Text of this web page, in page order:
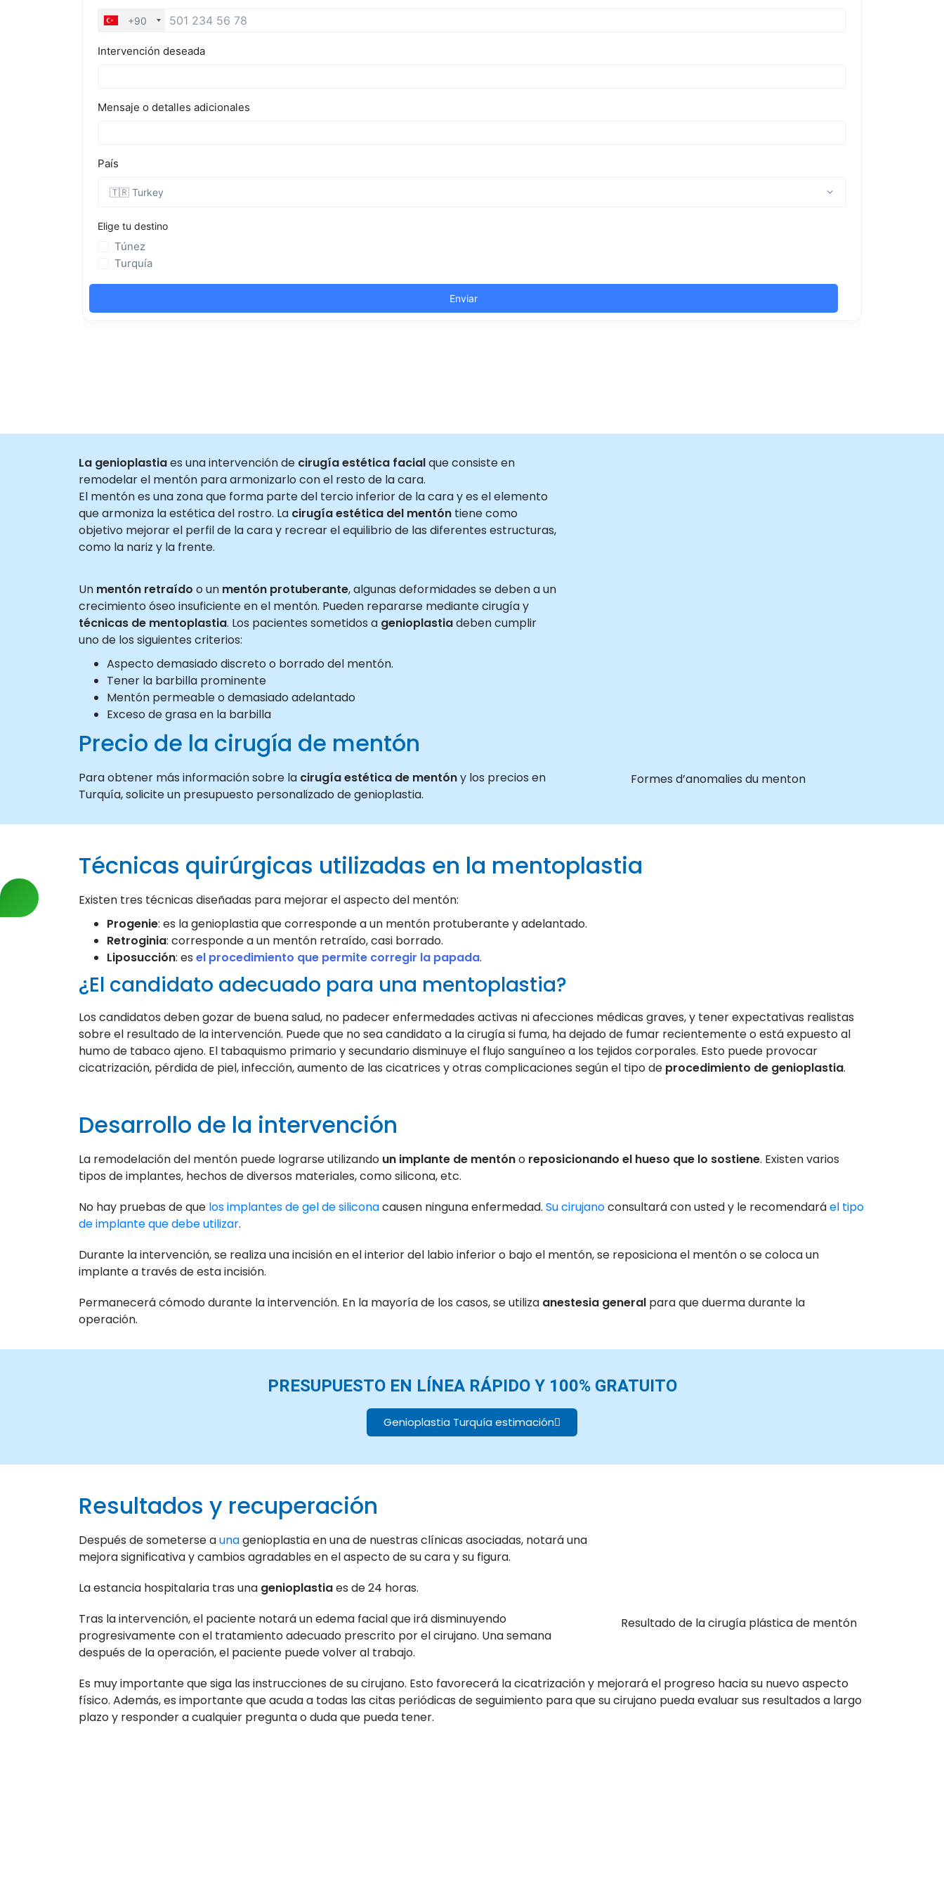
La genioplastiaes una intervención de cirugía estética facialque consiste en
remodelar el mentón para armonizarlo con el resto de la cara.
El mentón es una zona que forma parte del tercio inferior de la cara y es el elemento
que armoniza la estética del rostro. La cirugía estética del mentón tiene como
objetivo mejorar el perfil de la cara y recrear el equilibrio de las diferentes estructuras,
como la nariz y la frente.
Un mentón retraído o un mentón protuberante, algunas deformidades se deben a un
crecimiento óseo insuficiente en el mentón. Pueden repararse mediante cirugía y
técnicas de mentoplastia. Los pacientes sometidos a genioplastiadeben cumplir
uno de los siguientes criterios:
Aspecto demasiado discreto o borrado del mentón.
Tener la barbilla prominente
Mentón permeable o demasiado adelantado
Exceso de grasa en la barbilla
Precio de la cirugía de mentón
Para obtener más información sobre la cirugía estética de mentóny los precios en
Turquía, solicite un presupuesto personalizado de genioplastia.
Formes d’anomalies du menton
Técnicas quirúrgicas utilizadas en la mentoplastia
Existen tres técnicas diseñadas para mejorar el aspecto del mentón:
Progenie: es la genioplastia que corresponde a un mentón protuberante y adelantado.
Retroginia: corresponde a un mentón retraído, casi borrado.
Liposucción: es el procedimiento que permite corregir la papada.
¿El candidato adecuado para una mentoplastia?
Los candidatos deben gozar de buena salud, no padecer enfermedades activas ni afecciones médicas graves, y tener expectativas realistas
sobre el resultado de la intervención. Puede que no sea candidato a la cirugía si fuma, ha dejado de fumar recientemente o está expuesto al
humo de tabaco ajeno. El tabaquismo primario y secundario disminuye el flujo sanguíneo a los tejidos corporales. Esto puede provocar
cicatrización, pérdida de piel, infección, aumento de las cicatrices y otras complicaciones según el tipo de procedimiento de genioplastia.
Desarrollo de la intervención
La remodelación del mentón puede lograrse utilizando un implante de mentóno reposicionando el hueso que lo sostiene. Existen varios
tipos de implantes, hechos de diversos materiales, como silicona, etc.
No hay pruebas de que los implantes de gel de siliconacausen ninguna enfermedad. Su cirujanoconsultará con usted y le recomendaráel tipo
de implante que debe utilizar.
Durante la intervención, se realiza una incisión en el interior del labio inferior o bajo el mentón, se reposiciona el mentón o se coloca un
implante a través de esta incisión.
Permanecerá cómodo durante la intervención. En la mayoría de los casos, se utiliza anestesia general para que duerma durante la
operación.
PRESUPUESTO EN LÍNEA RÁPIDO Y 100% GRATUITO
Genioplastia Turquía estimación
Resultados y recuperación
Después de someterse aunagenioplastia en una de nuestras clínicas asociadas, notará una
mejora significativa y cambios agradables en el aspecto de su cara y su figura.
La estancia hospitalaria tras una genioplastiaes de 24 horas.
Tras la intervención, el paciente notará un edema facial que irá disminuyendo
progresivamente con el tratamiento adecuado prescrito por el cirujano. Una semana
después de la operación, el paciente puede volver al trabajo.
Resultado de la cirugía plástica de mentón
Es muy importante que siga las instrucciones de su cirujano. Esto favorecerá la cicatrización y mejorará el progreso hacia su nuevo aspecto
físico. Además, es importante que acuda a todas las citas periódicas de seguimiento para que su cirujano pueda evaluar sus resultados a largo
plazo y responder a cualquier pregunta o duda que pueda tener.